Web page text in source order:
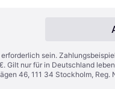
sein.
Gilt nur für in Deutschland
46, 111 34 Stockholm,